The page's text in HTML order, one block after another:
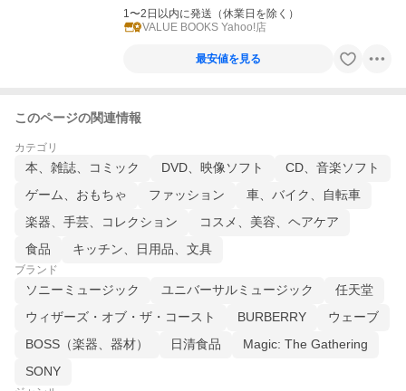
1〜2日以内に発送（休業日を除く）
VALUE BOOKS Yahoo!店
最安値を見る
このページの関連情報
カテゴリ
本、雑誌、コミック DVD、映像ソフト
CD、音楽ソフト
ゲーム、おもちゃ
ファッション
車、バイク、自転車
楽器、手芸、コレクション
コスメ、美容、ヘアケア
食品
キッチン、日用品、文具
ブランド
ソニーミュージック ユニバーサルミュージック
任天堂
ウィザーズ・オブ・ザ・コースト
BURBERRY
ウェーブ
BOSS（楽器、器材）
日清食品
Magic: The Gathering
SONY